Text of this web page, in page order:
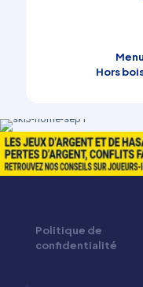
Hors
Politique de
confidentialité